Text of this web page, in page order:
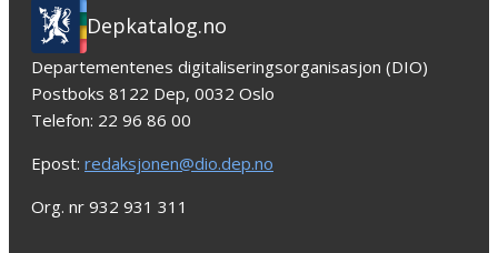
Depkatalog.no
Departementenes digitaliseringsorganisasjon (DIO)
Postboks 8122 Dep, 0032 Oslo
Telefon: 22 96 86 00
Epost: redaksjonen@dio.dep.no
Org. nr 932 931 311